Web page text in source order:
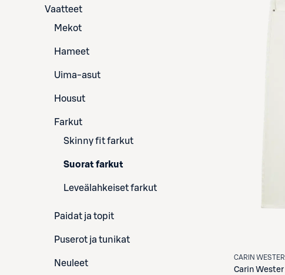
Vaatteet
Mekot
Hameet
Uima-asut
Housut
Farkut
Skinny fit farkut
Suorat farkut
Leveälahkeiset farkut
Paidat ja topit
Puserot ja tunikat
Neuleet
CARIN WESTER
Carin Wester